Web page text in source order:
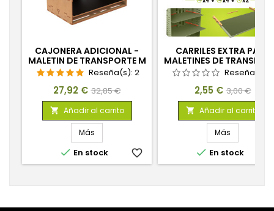
CAJONERA ADICIONAL -
MALETIN DE TRANSPORTE M
Reseña(s): 2
Precio
27,92 € Precio
base
32,85 €
 Añadir al carrito
Más
 En stock favorite_border
CARRILES EXTRA PARA
MALETINES DE
DE MINIATURAS
Reseña(s):
Precio
2,55 € Precio
base
3,00 €
 Añadir al carrito
Más
 En stock